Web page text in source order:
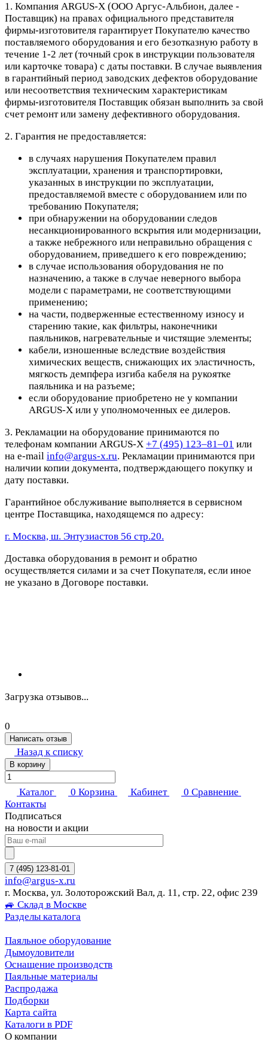
1. Компания ARGUS-X (ООО Аргус-Альбион, далее -
Поставщик) на правах официального представителя
фирмы-изготовителя гарантирует Покупателю качество
поставляемого оборудования и его безотказную работу в
течение 1-2 лет (точный срок в инструкции пользователя
или карточке товара) с даты поставки. В случае выявления
в гарантийный период заводских дефектов оборудование
или несоответствия техническим характеристикам
фирмы-изготовителя Поставщик обязан выполнить за свой
счет ремонт или замену дефективного оборудования.
2. Гарантия не предоставляется:
в случаях нарушения Покупателем правил
эксплуатации, хранения и транспортировки,
указанных в инструкции по эксплуатации,
предоставляемой вместе с оборудованием или по
требованию Покупателя;
при обнаружении на оборудовании следов
несанкционированного вскрытия или модернизации,
а также небрежного или неправильно обращения с
оборудованием, приведшего к его повреждению;
в случае использования оборудования не по
назначению, а также в случае неверного выбора
модели с параметрами, не соответствующими
применению;
на части, подверженные естественному износу и
старению такие, как фильтры, наконечники
паяльников, нагревательные и чистящие элементы;
кабели, изношенные вследствие воздействия
химических веществ, снижающих их эластичность,
мягкость демпфера изгиба кабеля на рукоятке
паяльника и на разъеме;
если оборудование приобретено не у компании
ARGUS-X или у уполномоченных ее дилеров.
3. Рекламации на оборудование принимаются по
телефонам компании ARGUS-X +7 (495) 123–81–01 или
на e-mail info@argus-x.ru. Рекламации принимаются при
наличии копии документа, подтверждающего покупку и
дату поставки.
Гарантийное обслуживание выполняется в сервисном
центре Поставщика, находящемся по адресу:
г. Москва, ш. Энтузиастов 56 стр.20.
Доставка оборудования в ремонт и обратно
осуществляется силами и за счет Покупателя, если иное
не указано в Договоре поставки.
Загрузка отзывов...
0
Написать отзыв
Назад к списку
В корзину
Каталог 0 Корзина Кабинет 0 Сравнение
Контакты
Подписаться
на новости и акции
7 (495) 123-81-01
info@argus-x.ru
г. Москва, ул. Золоторожский Вал, д. 11, стр. 22, офис 239
🚙 Склад в Москве
Разделы каталога
Паяльное оборудование
Дымоуловители
Оснащение производств
Паяльные материалы
Распродажа
Подборки
Карта сайта
Каталоги в PDF
О компании